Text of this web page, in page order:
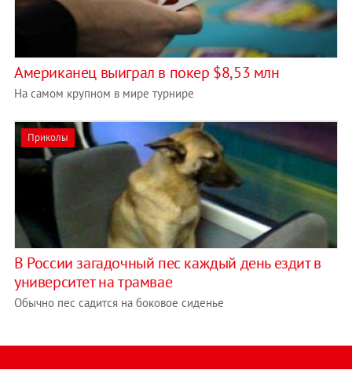
Американец выиграл в покер $8,53 млн
На самом крупном в мире турнире
Приколы
В России загадочный пес каждый день ездит в
университет на трамвае
Обычно пес садится на боковое сиденье